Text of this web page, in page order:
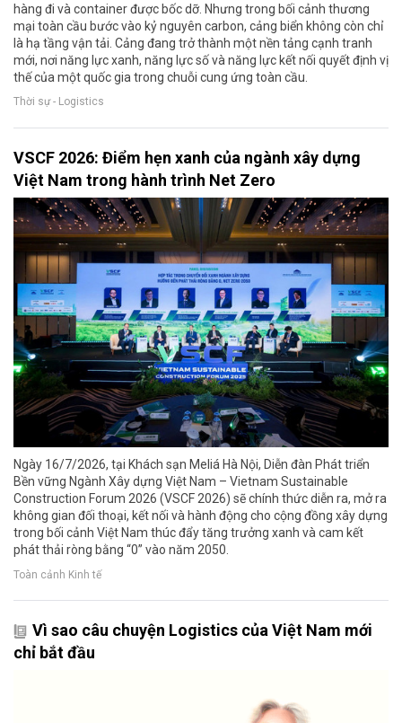
hàng đi và container được bốc dỡ. Nhưng trong bối cảnh thương
mại toàn cầu bước vào kỷ nguyên carbon, cảng biển không còn chỉ
là hạ tầng vận tải. Cảng đang trở thành một nền tảng cạnh tranh
mới, nơi năng lực xanh, năng lực số và năng lực kết nối quyết định vị
thế của một quốc gia trong chuỗi cung ứng toàn cầu.
Thời sự - Logistics
VSCF 2026: Điểm hẹn xanh của ngành xây dựng
Việt Nam trong hành trình Net Zero
Ngày 16/7/2026, tại Khách sạn Meliá Hà Nội, Diễn đàn Phát triển
Bền vững Ngành Xây dựng Việt Nam – Vietnam Sustainable
Construction Forum 2026 (VSCF 2026) sẽ chính thức diễn ra, mở ra
không gian đối thoại, kết nối và hành động cho cộng đồng xây dựng
trong bối cảnh Việt Nam thúc đẩy tăng trưởng xanh và cam kết
phát thải ròng bằng “0” vào năm 2050.
Toàn cảnh Kinh tế
Vì sao câu chuyện Logistics của Việt Nam mới
chỉ bắt đầu